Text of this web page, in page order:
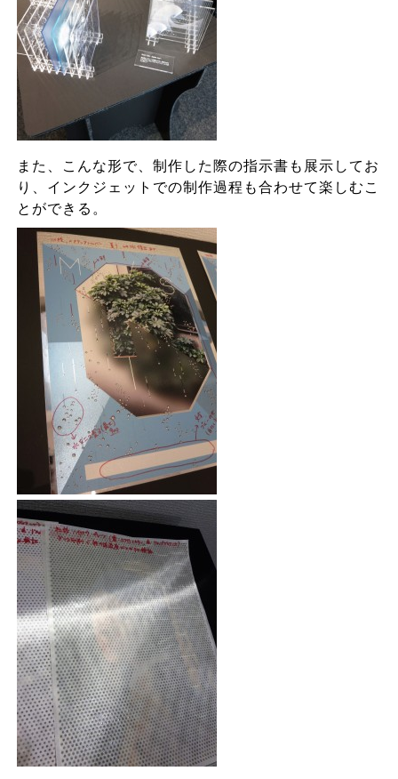
また、こんな形で、制作した際の指示書も展示してお
り、インクジェットでの制作過程も合わせて楽しむこ
とができる。